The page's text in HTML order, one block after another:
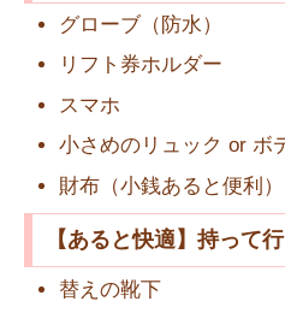
グローブ（防水）
リフト券ホルダー
スマホ
小さめのリュック or ボ
財布（小銭あると便利）
【あると快適】持って
替えの靴下